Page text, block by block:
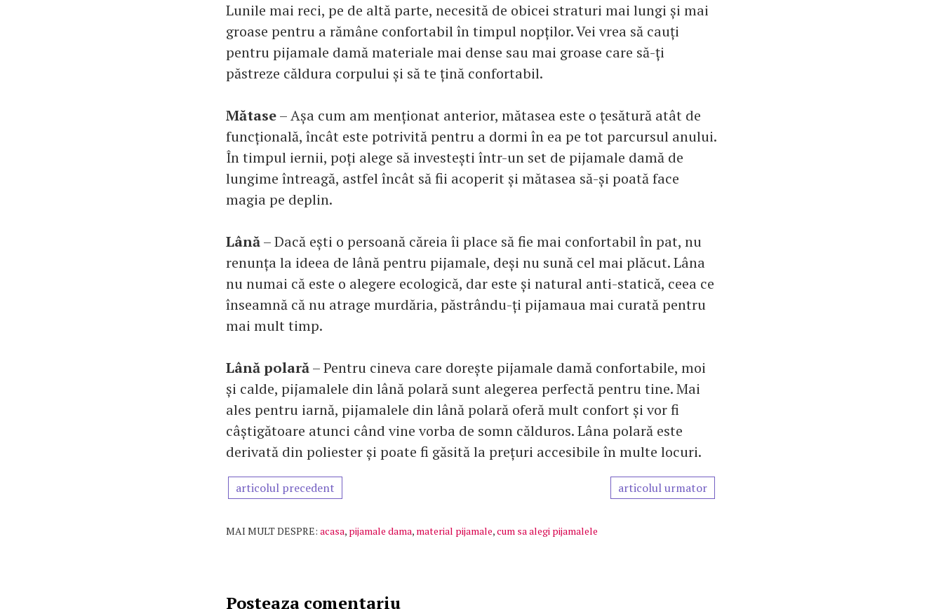
Lunile mai reci, pe de altă parte, necesită de obicei straturi mai lungi și mai
groase pentru a rămâne confortabil în timpul nopților. Vei vrea să cauți
pentru pijamale damă materiale mai dense sau mai groase care să-ți
păstreze căldura corpului și să te țină confortabil.
Mătase– Așa cum am menționat anterior, mătasea este o țesătură atât de
funcțională, încât este potrivită pentru a dormi în ea pe tot parcursul anului.
În timpul iernii, poți alege să investești într-un set de pijamale damă de
lungime întreagă, astfel încât să fii acoperit și mătasea să-și poată face
magia pe deplin.
Lână– Dacă ești o persoană căreia îi place să fie mai confortabil în pat, nu
renunța la ideea de lână pentru pijamale, deși nu sună cel mai plăcut. Lâna
nu numai că este o alegere ecologică, dar este și natural anti-statică, ceea ce
înseamnă că nu atrage murdăria, păstrându-ți pijamaua mai curată pentru
mai mult timp.
Lână polară– Pentru cineva care dorește pijamale damă confortabile, moi
și calde, pijamalele din lână polară sunt alegerea perfectă pentru tine. Mai
ales pentru iarnă, pijamalele din lână polară oferă mult confort și vor fi
câștigătoare atunci când vine vorba de somn călduros. Lâna polară este
derivată din poliester și poate fi găsită la prețuri accesibile în multe locuri.
articolul precedent articolul urmator
MAI MULT DESPRE: acasa, pijamale dama, material pijamale,cum sa alegi pijamalele
Posteaza comentariu